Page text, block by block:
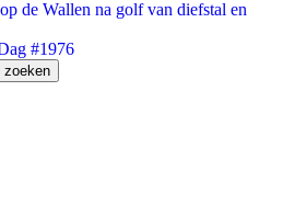
de Wallen na golf van diefstal en
#1976